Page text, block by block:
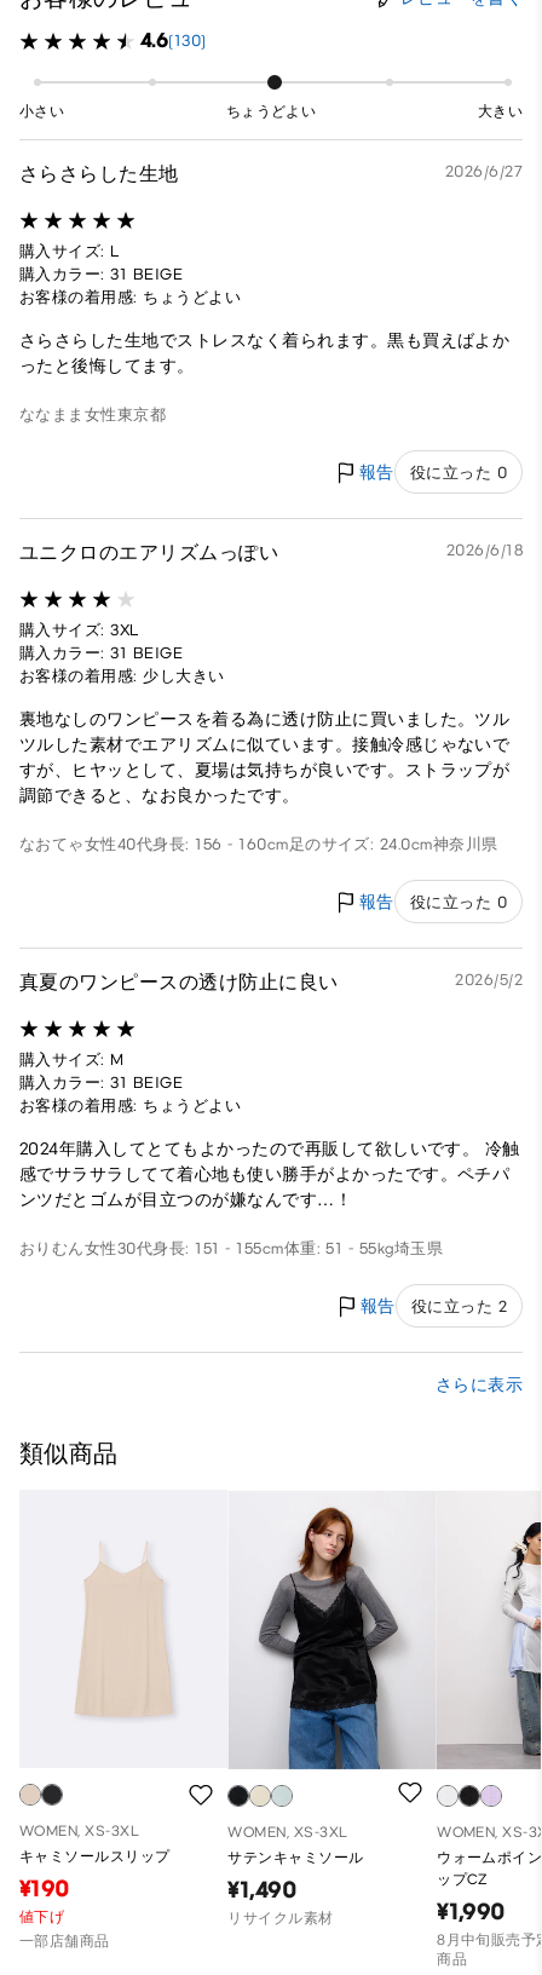
4.6(130)
小さい ちょうどよい 大きい
さらさらした生地 2026/6/27
購入サイズ: L
購入カラー: 31 BEIGE
お客様の着用感: ちょうどよい
さらさらした生地でストレスなく着られます。黒も買えばよか
ったと後悔してます。
ななまま 女性東京都
報告 役に立った 0
ユニクロのエアリズムっぽい 2026/6/18
購入サイズ: 3XL
購入カラー: 31 BEIGE
お客様の着用感: 少し大きい
裏地なしのワンピースを着る為に透け防止に買いました。ツル
ツルした素材でエアリズムに似ています。接触冷感じゃないで
すが、ヒヤッとして、夏場は気持ちが良いです。ストラップが
調節できると、なお良かったです。
なおてゃ女性40代身長: 156 - 160cm足のサイズ: 24.0cm神奈川県
報告 役に立った 0
真夏のワンピースの透け防止に良い 2026/5/2
購入サイズ: M
購入カラー: 31 BEIGE
お客様の着用感: ちょうどよい
2024年購入してとてもよかったので再販して欲しいです。 冷触
感でサラサラしてて着心地も使い勝手がよかったです。ペチパ
ンツだとゴムが目立つのが嫌なんです…！
おりむん女性30代身長: 151 - 155cm体重: 51 - 55kg埼玉県
報告 役に立った 2
さらに表示
類似商品
WOMEN, XS-3XL
キャミソールスリップ
¥190
値下げ
一部店舗商品
WOMEN, XS-3XL
サテンキャミソール
¥1,490
リサイクル素材
WOMEN, XS-
ウォームポイ
ップCZ
¥1,990
8月中旬販売予
商品